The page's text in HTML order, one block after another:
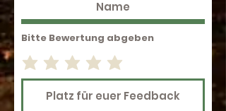
Bitte Bewertung abgeben